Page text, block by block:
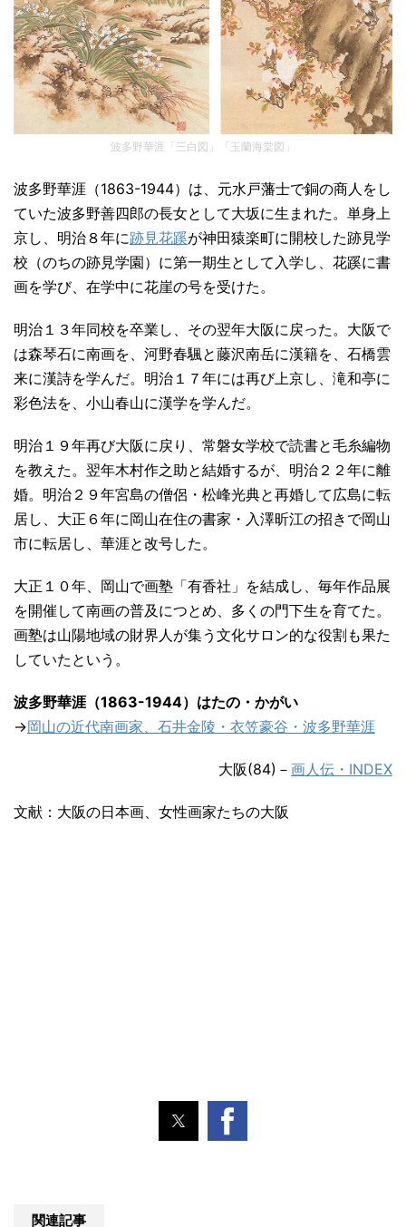
波多野華涯「三白図」「玉蘭海棠図」
波多野華涯（1863-1944）は、元水戸藩士で銅の商人をし
ていた波多野善四郎の長女として大坂に生まれた。単身上
京し、明治８年に跡見花蹊が神田猿楽町に開校した跡見学
校（のちの跡見学園）に第一期生として入学し、花蹊に書
画を学び、在学中に花崖の号を受けた。
明治１３年同校を卒業し、その翌年大阪に戻った。大阪で
は森琴石に南画を、河野春颿と藤沢南岳に漢籍を、石橋雲
来に漢詩を学んだ。明治１７年には再び上京し、滝和亭に
彩色法を、小山春山に漢学を学んだ。
明治１９年再び大阪に戻り、常磐女学校で読書と毛糸編物
を教えた。翌年木村作之助と結婚するが、明治２２年に離
婚。明治２９年宮島の僧侶・松峰光典と再婚して広島に転
居し、大正６年に岡山在住の書家・入澤昕江の招きで岡山
市に転居し、華涯と改号した。
大正１０年、岡山で画塾「有香社」を結成し、毎年作品展
を開催して南画の普及につとめ、多くの門下生を育てた。
画塾は山陽地域の財界人が集う文化サロン的な役割も果た
していたという。
波多野華涯（1863-1944）はたの・かがい
→岡山の近代南画家、石井金陵・衣笠豪谷・波多野華涯
大阪(84)－ 画人伝・INDEX
文献：大阪の日本画、女性画家たちの大阪
関連記事